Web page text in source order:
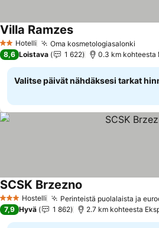
2 Tähtiluokitus
Hotelli Oma kosmetologiasalonki
Villa RamzesKatso hinnat
8,6 Loistava 1 622 0.3 km kohteesta
Valitse päivät nähdäksesi tarkat
3 Tähtiluokitus
Hostelli Perinteistä puolalaista ja
SCSK Brzezno
7,9 Hyvä 1 862 2.7 km kohteesta